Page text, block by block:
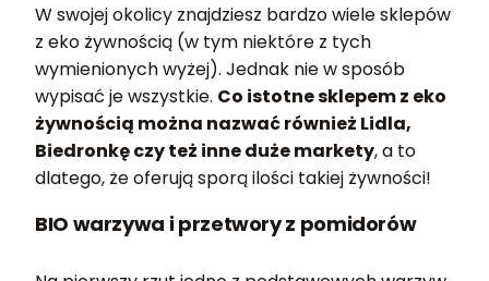
W swojej okolicy znajdziesz bardzo wiele sklepów
z eko żywnością (w tym niektóre z tych
wymienionych wyżej). Jednak nie w sposób
wypisać je wszystkie. Co istotne sklepem z eko
żywnością można nazwać również Lidla,
Biedronkę czy też inne duże markety, a to
dlatego, że oferują sporą ilości takiej żywności!
BIO warzywa i przetwory z pomidorów